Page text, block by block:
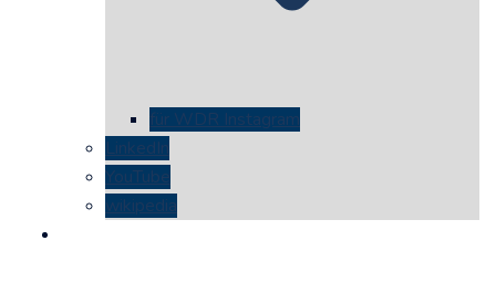
für WDR Instagram
LinkedIn
YouTube
wikipedia